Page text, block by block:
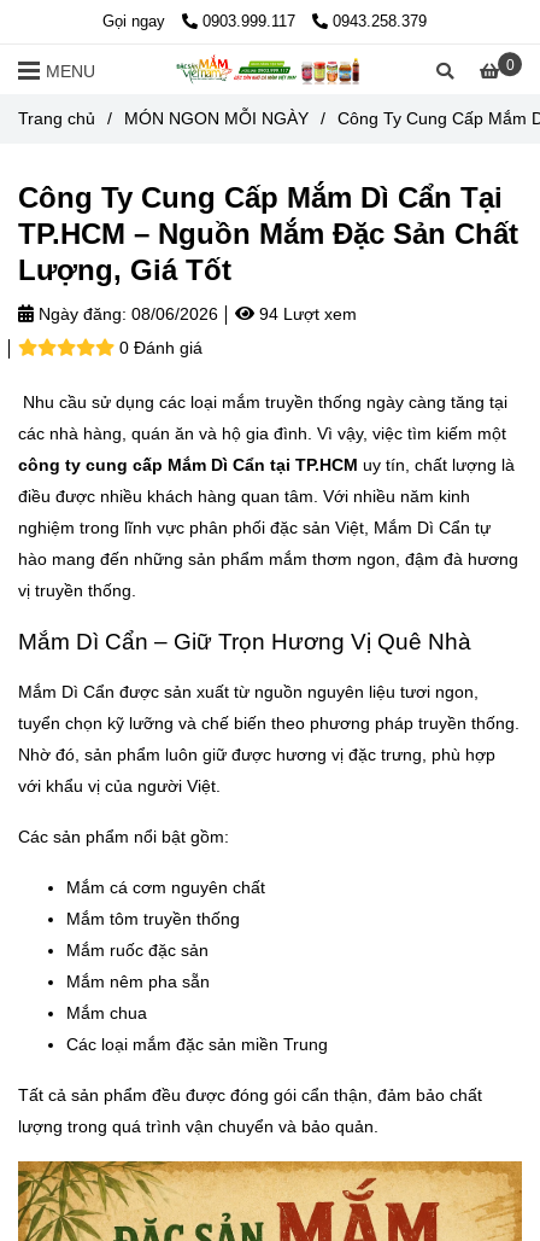
Gọi ngay 0903.999.117 0943.258.379
0
MENU
Trang chủ / MÓN NGON MỖI NGÀY / Công Ty Cung Cấp Mắm
Công Ty Cung Cấp Mắm Dì Cẩn Tại
TP.HCM – Nguồn Mắm Đặc Sản Chất
Lượng, Giá Tốt
Ngày đăng: 08/06/2026
94 Lượt xem
0 Đánh giá
Nhu cầu sử dụng các loại mắm truyền thống ngày càng tăng tại
các nhà hàng, quán ăn và hộ gia đình. Vì vậy, việc tìm kiếm một
công ty cung cấp Mắm Dì Cẩn tại TP.HCM uy tín, chất lượng là
điều được nhiều khách hàng quan tâm. Với nhiều năm kinh
nghiệm trong lĩnh vực phân phối đặc sản Việt, Mắm Dì Cẩn tự
hào mang đến những sản phẩm mắm thơm ngon, đậm đà hương
vị truyền thống.
Mắm Dì Cẩn – Giữ Trọn Hương Vị Quê Nhà
Mắm Dì Cẩn được sản xuất từ nguồn nguyên liệu tươi ngon,
tuyển chọn kỹ lưỡng và chế biến theo phương pháp truyền thống.
Nhờ đó, sản phẩm luôn giữ được hương vị đặc trưng, phù hợp
với khẩu vị của người Việt.
Các sản phẩm nổi bật gồm:
Mắm cá cơm nguyên chất
Mắm tôm truyền thống
Mắm ruốc đặc sản
Mắm nêm pha sẵn
Mắm chua
Các loại mắm đặc sản miền Trung
Tất cả sản phẩm đều được đóng gói cẩn thận, đảm bảo chất
lượng trong quá trình vận chuyển và bảo quản.